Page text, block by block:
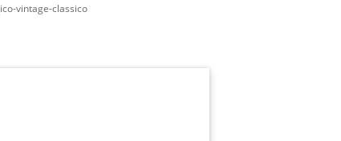
vintage-classico